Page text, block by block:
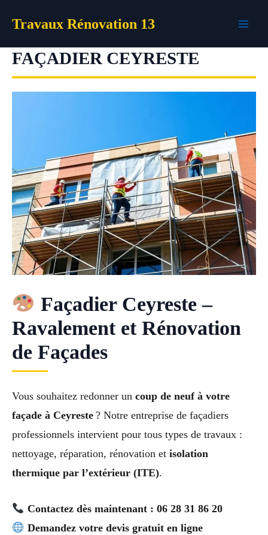
Travaux Rénovation 13
FAÇADIER CEYRESTE
Façadier Ceyreste –
Ravalement et Rénovation
de Façades
Vous souhaitez redonner un coup de neuf à votre
façade à Ceyreste ? Notre entreprise de façadiers
professionnels intervient pour tous types de travaux :
nettoyage, réparation, rénovation et isolation
thermique par l’extérieur (ITE).
Contactez dès maintenant : 06 28 31 86 20
Demandez votre devis gratuit en ligne